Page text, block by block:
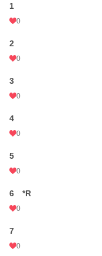
1
0
2
0
3
0
4
0
5
0
6 *R
0
7
0